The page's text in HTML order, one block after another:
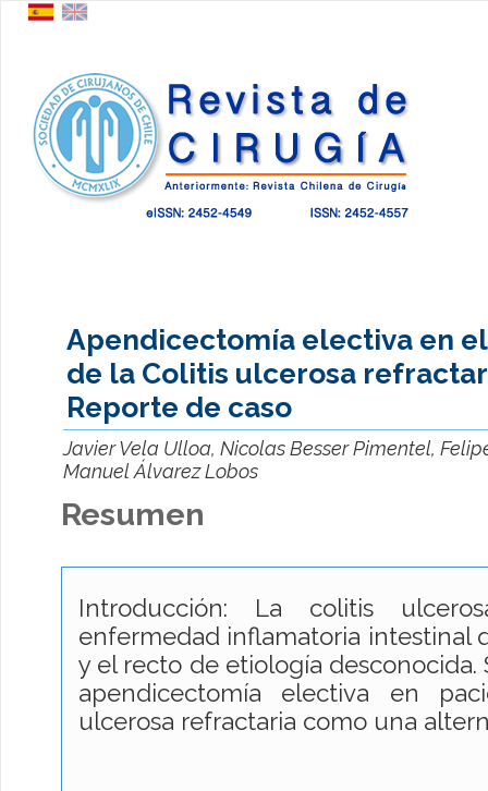
Apendicectomía electiva en
de la Colitis ulcerosa
Reporte de caso
Javier Vela Ulloa, Nicolas Besser Pimentel,
Manuel Álvarez Lobos
Resumen
Introducción: La colitis
enfermedad inflamatoria intestinal
y el recto de etiología desconocida.
apendicectomía electiva en
ulcerosa refractaria como una